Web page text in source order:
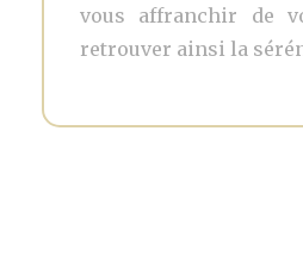
vous affranchir de
retrouver ainsi la